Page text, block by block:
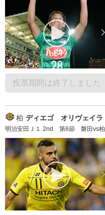
投票期間は終了しました
柏 ディエゴ オリヴェイラ
明治安田Ｊ１ 2nd 第6節 磐田vs柏